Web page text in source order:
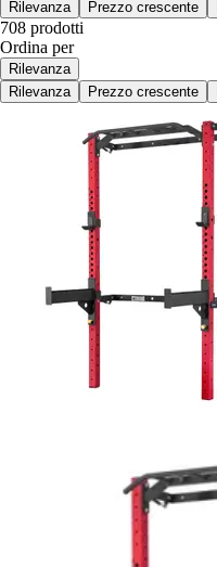
Rilevanza
Prezzo crescente
708 prodotti
Ordina per
Rilevanza
Rilevanza
Prezzo crescente